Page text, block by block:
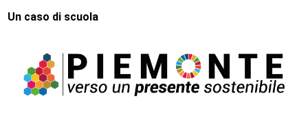
Un caso di scuola